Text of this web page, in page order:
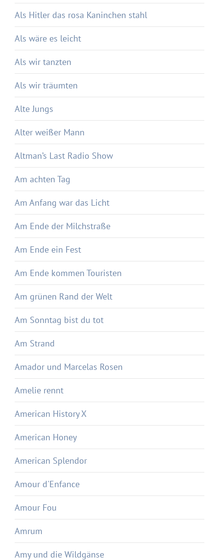
Als Hitler das rosa Kaninchen stahl
Als wäre es leicht
Als wir tanzten
Als wir träumten
Alte Jungs
Alter weißer Mann
Altman’s Last Radio Show
Am achten Tag
Am Anfang war das Licht
Am Ende der Milchstraße
Am Ende ein Fest
Am Ende kommen Touristen
Am grünen Rand der Welt
Am Sonntag bist du tot
Am Strand
Amador und Marcelas Rosen
Amelie rennt
American History X
American Honey
American Splendor
Amour d'Enfance
Amour Fou
Amrum
Amy und die Wildgänse